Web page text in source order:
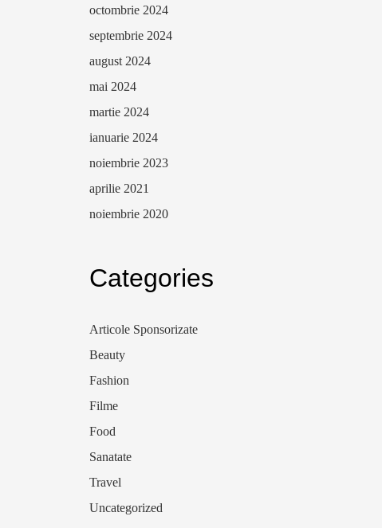
octombrie 2024
septembrie 2024
august 2024
mai 2024
martie 2024
ianuarie 2024
noiembrie 2023
aprilie 2021
noiembrie 2020
Categories
Articole Sponsorizate
Beauty
Fashion
Filme
Food
Sanatate
Travel
Uncategorized